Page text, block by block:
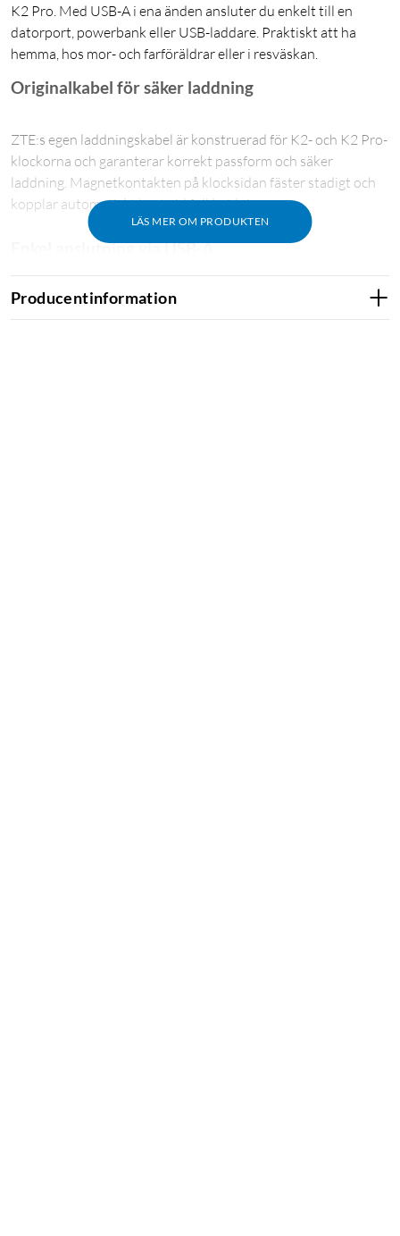
K2 Pro. Med USB-A i ena änden ansluter du enkelt till en
datorport, powerbank eller USB-laddare. Praktiskt att ha
hemma, hos mor- och farföräldrar eller i resväskan.
LÄS MER OM PRODUKTEN
Originalkabel för säker laddning
ZTE:s egen laddningskabel är konstruerad för K2- och K2 Pro-
klockorna och garanterar korrekt passform och säker
laddning. Magnetkontakten på klocksidan fäster stadigt och
kopplar automatiskt bort vid full laddning.
Enkel anslutning via USB-A
USB-A-kontakten i andra änden fungerar med de flesta
laddare, powerbanks och datorns USB-portar. Du behöver
Producentinformation